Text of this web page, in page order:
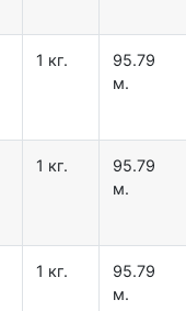
1 кг.
95.79
м.
1 кг.
95.79
м.
1 кг.
95.79
м.